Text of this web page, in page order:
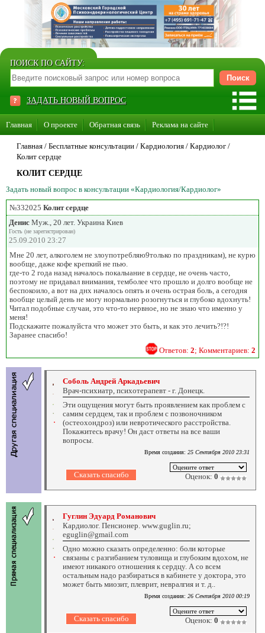
ПОИСК ПО САЙТУ:
ЗАДАТЬ НОВЫЙ ВОПРОС
Главная О проекте Обратная связь Реклама на сайте
Стать консультантом нашего сайта
Главная / Бесплатные консультации / Кардиология / Кардиолог /
Колит сердце
КОЛИТ СЕРДЦЕ
Задать новый вопрос в консультации «Кардиология/Кардиолог»
№332025 Колит сердце
Денис Муж., 20 лет. Украина Киев
Гость (не зарегистрирован)
25.09.2010 23:27
Мне 20 лет, алкоголем не злоупотребляю9только по праздникам), не курю
вообще, даже кофе крепкий не пью.
где-то 2 года назад началось покалыание в сердце, не очень часто,
поэтому не придавал внимания, темболее что прошло и долго вообще не
беспокоило, а вот на днх началось опять и очень острая боль, а сегодня
вообще целый день не могу нормально розогнуться и глубоко вдохнуть!
Читал подобные случаи, это что-то нервное, но не знаю что именно у
меня!
Подскажите пожалуйста что может это быть, и как это лечить?!?!
Заранее спасибо!
Ответов: 2; Комментариев: 2
Соболь Андрей Аркадьевич
Врач-психиатр, психотерапевт - г. Донецк.
Эти ощущения могут быть проявлением как проблем с
самим сердцем, так и проблем с позвоночником
(остеохондроз) или невротического расстройства.
Покажитесь врачу! Он даст ответы на все ваши
вопросы.
Время создания: 25 Сентября 2010 23:31
Оценок: 0
Гуглин Эдуард Романович
Кардиолог. Пенсионер. www.guglin.ru;
eguglin@gmail.com
Одно можно сказать определенно: боли которые
связаны с разгибанием туловища и глубоким вдохом, не
имеют никакого отношения к сердцу. А со всем
остальным надо разбираться в кабинете у доктора, это
может быть миозит, плеврит, невралгия и т. д..
Время создания: 26 Сентября 2010 00:19
Оценок: 0